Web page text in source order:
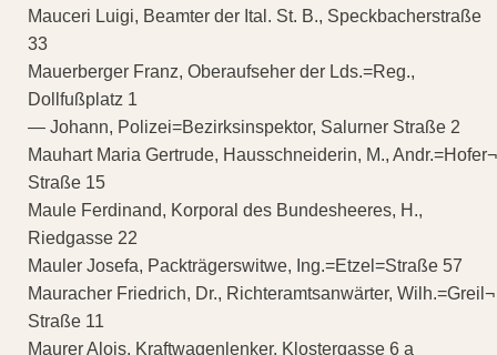
Mauceri Luigi, Beamter der Ital. St. B., Speckbacherstraße
33
Mauerberger Franz, Oberaufseher der Lds.=Reg.,
Dollfußplatz 1
— Johann, Polizei=Bezirksinspektor, Salurner Straße 2
Mauhart Maria Gertrude, Hausschneiderin, M., Andr.=Hofer¬
Straße 15
Maule Ferdinand, Korporal des Bundesheeres, H.,
Riedgasse 22
Mauler Josefa, Packträgerswitwe, Ing.=Etzel=Straße 57
Mauracher Friedrich, Dr., Richteramtsanwärter, Wilh.=Greil¬
Straße 11
Maurer Alois, Kraftwagenlenker, Klostergasse 6 a